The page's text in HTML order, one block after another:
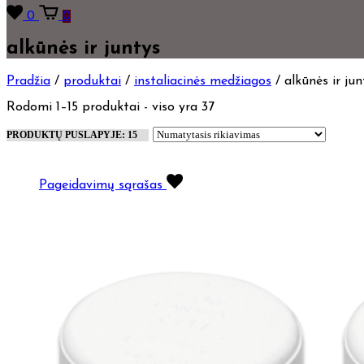
0 0
alkūnės ir juntys
Pradžia / produktai / instaliacinės medžiagos / alkūnės ir
Rodomi 1–15 produktai - viso yra 37
Pageidavimų sąrašas